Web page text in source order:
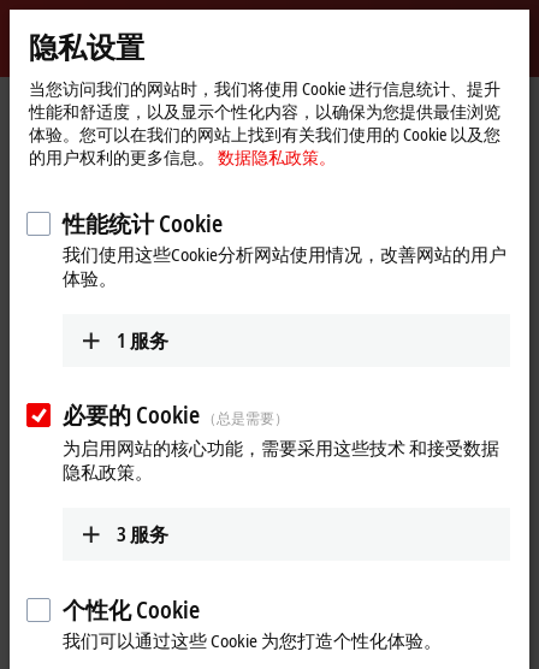
Beckhoff
-
自
动
化
技
术
Start
page
公司简介
最新资讯
倍福展台集锦 3 | 2022 汉诺威自动化博览会
Video
2022年6月1日
倍福展台集锦 3 | 2022 汉诺威自动
3.1 Build 4026 的新功能介绍。视频最后为您带来 Frederike
Beckhoff 对公司未来的展望。
隐私设置
当您访问我们的网站时，我们将使用 Cookie 进行信息统计、提升
性能和舒适度，以及显示个性化内容，以确保为您提供最佳浏览
体验。您可以在我们的网站上找到有关我们使用的 Cookie 以及您
的用户权利的更多信息。
数据隐私政策。
性能统计 Cookie
我们使用这些Cookie分析网站使用情况，改善网站的用户
体验。
1 服务
必要的 Cookie （总是需要）
为启用网站的核心功能，需要采用这些技术 和接受数据
隐私政策。
3 服务
个性化 Cookie
我们可以通过这些 Cookie 为您打造个性化体验。